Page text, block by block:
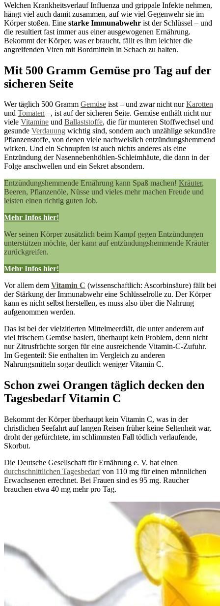
Welchen Krankheitsverlauf Influenza und grippale Infekte nehmen,
hängt viel auch damit zusammen, auf wie viel Gegenwehr sie im
Körper stoßen. Eine starke Immunabwehr ist der Schlüssel – und
die resultiert fast immer aus einer ausgewogenen Ernährung.
Bekommt der Körper, was er braucht, fällt es ihm leichter die
angreifenden Viren mit Bordmitteln in Schach zu halten.
Mit 500 Gramm Gemüse pro Tag auf der
sicheren Seite
Wer täglich 500 Gramm Gemüse isst – und zwar nicht nurKarotten
und Tomaten –, ist auf der sicheren Seite. Gemüse enthält nicht nur
viele Vitamine und Ballaststoffe, die für munteren Stoffwechsel und
gesunde Verdauung wichtig sind, sondern auch unzählige sekundäre
Pflanzenstoffe, von denen viele nachweislich entzündungshemmend
wirken. Und ein Schnupfen ist auch nichts anderes als eine
Entzündung der Nasennebenhöhlen-Schleimhäute, die dann in der
Folge anschwellen und ein Sekret absondern.
Entzündungshemmende Ernährung kann Spaß machen! Kräuter,
Beeren, Pflanzenöle, Nüsse und vieles mehr machen Freude und
leisten einen richtig guten Job.
Mehr Infos hier!
Wer seinen Körper zusätzlich beim Kampf gegen Entzündungen
unterstützen möchte, der kann auf entzündungshemmende Kräuter
zurückgreifen.
Mehr Infos hier!
Vor allem dem Vitamin C (wissenschaftlich: Ascorbinsäure) fällt bei
der Stärkung der Immunabwehr eine Schlüsselrolle zu. Der Körper
kann es nicht selbst herstellen, es muss also über die Nahrung
aufgenommen werden.
Das ist bei der vielzitierten Mittelmeerdiät, die unter anderem auf
viel frischem Gemüse basiert, überhaupt kein Problem, denn nicht
nur Zitrusfrüchte sorgen für eine ausreichende Vitamin-C-Zufuhr.
Im Gegenteil: Sie enthalten im Vergleich zu anderen
Nahrungsmitteln sogar deutlich weniger Vitamin C.
Schon zwei Orangen täglich decken den
Tagesbedarf Vitamin C
Bekommt der Körper überhaupt kein Vitamin C, was in der
christlichen Seefahrt auf langen Reisen früher keine Seltenheit war,
droht der gefürchtete, im schlimmsten Fall tödlich verlaufende,
Skorbut.
Die Deutsche Gesellschaft für Ernährung e. V. hat einen
durchschnittlichen Tagesbedarfvon 110 mg für einen männlichen
Erwachsenen errechnet. Bei Frauen sind es 95 mg. Raucher
brauchen etwa 40 mg mehr pro Tag.